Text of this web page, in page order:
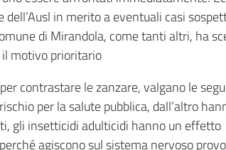
in merito a eventuali casi
di Mirandola, come tanti altri, ha
il motivo prioritario
contrastare le zanzare, valgano le
per la salute pubblica, dall’altro
gli insetticidi adulticidi hanno un effetto
agiscono sul sistema nervoso